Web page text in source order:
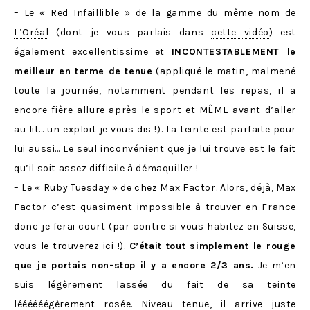
– Le « Red Infaillible » de la gamme du même nom de
L’Oréal (dont je vous parlais danscette vidéo) est
également excellentissime et INCONTESTABLEMENT le
meilleur en terme de tenue (appliqué le matin, malmené
toute la journée, notamment pendant les repas, il a
encore fière allure après le sport et MÊME avant d’aller
au lit… un exploit je vous dis !). La teinte est parfaite pour
lui aussi… Le seul inconvénient que je lui trouve est le fait
qu’il soit assez difficile à démaquiller !
– Le « Ruby Tuesday » de chez Max Factor. Alors, déjà, Max
Factor c’est quasiment impossible à trouver en France
donc je ferai court (par contre si vous habitez en Suisse,
vous le trouverez ici !). C’était tout simplement le rouge
que je portais non-stop il y a encore 2/3 ans. Je m’en
suis légèrement lassée du fait de sa teinte
léééééégèrement rosée. Niveau tenue, il arrive juste